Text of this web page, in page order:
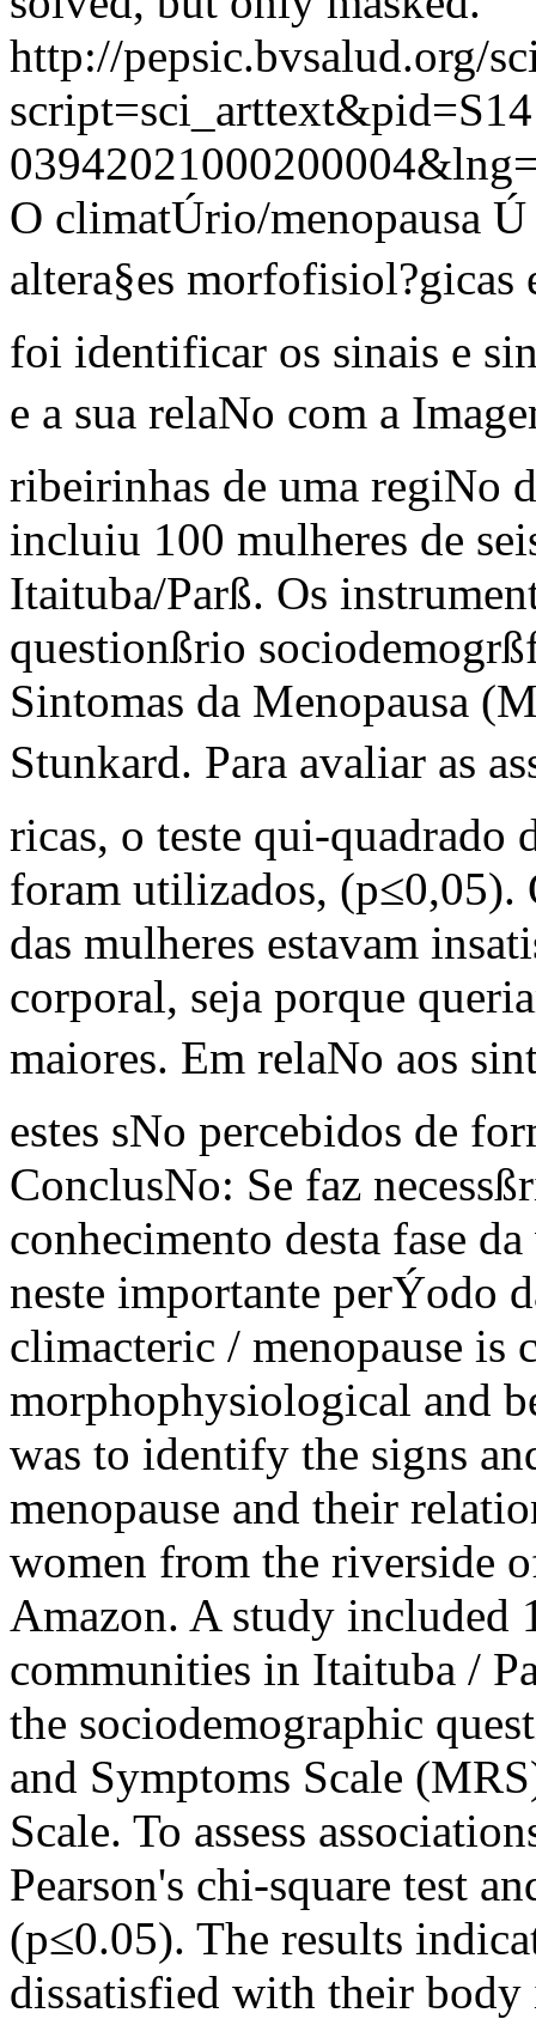
http://pepsic.bvsalud.org/
O climatÚrio/menopausa
altera§es
foi identificar os sinais e
e a sua relaNo com a
ribeirinhas de uma regiNo
incluiu 100 mulheres de
Itaituba/Parß. Os
questionßrio
Sintomas da Menopausa
Stunkard. Para avaliar as
ricas, o teste qui-quadrado
foram utilizados, (p≤0,05).
das mulheres estavam
corporal, seja porque
maiores. Em relaNo aos
estes sNo percebidos de
ConclusNo: Se faz
conhecimento desta fase
neste importante perÝodo
climacteric / menopause is
morphophysiological and
was to identify the signs
menopause and their
women from the riverside
Amazon. A study included
communities in Itaituba /
the sociodemographic
and Symptoms Scale
Scale. To assess
Pearson's chi-square test
(p≤0.05). The results
dissatisfied with their body